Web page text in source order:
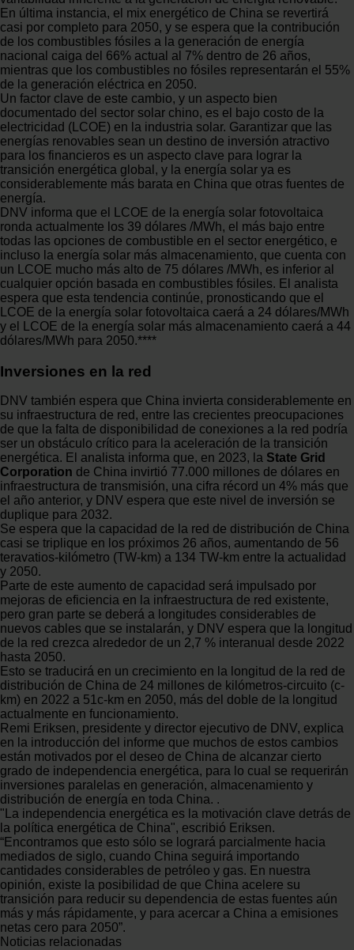
En última instancia, el mix energético de China se revertirá
casi por completo para 2050, y se espera que la contribución
de los combustibles fósiles a la generación de energía
nacional caiga del 66% actual al 7% dentro de 26 años,
mientras que los combustibles no fósiles representarán el 55%
de la generación eléctrica en 2050.
Un factor clave de este cambio, y un aspecto bien
documentado del sector solar chino, es el bajo costo de la
electricidad (LCOE) en la industria solar. Garantizar que las
energías renovables sean un destino de inversión atractivo
para los financieros es un aspecto clave para lograr la
transición energética global, y la energía solar ya es
considerablemente más barata en China que otras fuentes de
energía.
DNV informa que el LCOE de la energía solar fotovoltaica
ronda actualmente los 39 dólares /MWh, el más bajo entre
todas las opciones de combustible en el sector energético, e
incluso la energía solar más almacenamiento, que cuenta con
un LCOE mucho más alto de 75 dólares /MWh, es inferior al
cualquier opción basada en combustibles fósiles. El analista
espera que esta tendencia continúe, pronosticando que el
LCOE de la energía solar fotovoltaica caerá a 24 dólares/MWh
y el LCOE de la energía solar más almacenamiento caerá a 44
dólares/MWh para 2050.****
Inversiones en la red
DNV también espera que China invierta considerablemente en
su infraestructura de red, entre las crecientes preocupaciones
de que la falta de disponibilidad de conexiones a la red podría
ser un obstáculo crítico para la aceleración de la transición
energética. El analista informa que, en 2023, la State Grid
Corporation de China invirtió 77.000 millones de dólares en
infraestructura de transmisión, una cifra récord un 4% más que
el año anterior, y DNV espera que este nivel de inversión se
duplique para 2032.
Se espera que la capacidad de la red de distribución de China
casi se triplique en los próximos 26 años, aumentando de 56
teravatios-kilómetro (TW-km) a 134 TW-km entre la actualidad
y 2050.
Parte de este aumento de capacidad será impulsado por
mejoras de eficiencia en la infraestructura de red existente,
pero gran parte se deberá a longitudes considerables de
nuevos cables que se instalarán, y DNV espera que la longitud
de la red crezca alrededor de un 2,7 % interanual desde 2022
hasta 2050.
Esto se traducirá en un crecimiento en la longitud de la red de
distribución de China de 24 millones de kilómetros-circuito (c-
km) en 2022 a 51c-km en 2050, más del doble de la longitud
actualmente en funcionamiento.
Remi Eriksen, presidente y director ejecutivo de DNV, explica
en la introducción del informe que muchos de estos cambios
están motivados por el deseo de China de alcanzar cierto
grado de independencia energética, para lo cual se requerirán
inversiones paralelas en generación, almacenamiento y
distribución de energía en toda China. .
"La independencia energética es la motivación clave detrás de
la política energética de China", escribió Eriksen.
“Encontramos que esto sólo se logrará parcialmente hacia
mediados de siglo, cuando China seguirá importando
cantidades considerables de petróleo y gas. En nuestra
opinión, existe la posibilidad de que China acelere su
transición para reducir su dependencia de estas fuentes aún
más y más rápidamente, y para acercar a China a emisiones
netas cero para 2050”.
Noticias relacionadas